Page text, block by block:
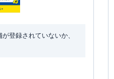
登録されていないか、